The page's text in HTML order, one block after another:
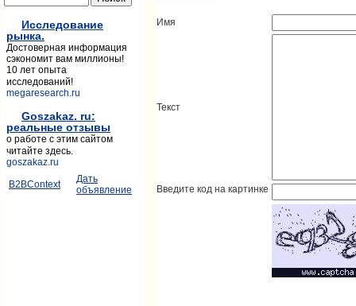
Имя
Текст
Введите код на картинке
Исследование
рынка.
Достоверная информация
сэкономит вам миллионы!
10 лет опыта
исследований!
megaresearch.ru
Goszakaz. ru:
реальные отзывы
о работе с этим сайтом
читайте здесь.
goszakaz.ru
B2BContext
Дать
объявление